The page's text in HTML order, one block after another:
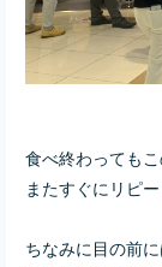
食べ終わっても
またすぐにリピ
ちなみに目の前